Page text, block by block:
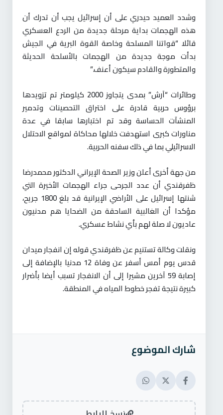
وشدد العميد حيدري على أن إسرائيل يجب أن تدرك أن
هذه الهجمات بداية مرحلة جديدة من الردع العسكري
قائلا “قواتنا المسلحة وخاصة القوة البرية في الجيش
بدأت موجة جديدة من الهجمات بالأسلحة الحديثة
والمتطورة والقادم سيكون أعنف.”
وطائرات “آرش” بمدى يتجاوز 2000 كيلومتر تم تزويدها
برؤوس حربية قادرة على اختراق التحصينات وتدمير
المنشآت الحساسة وقد تم اختبارها سابقا في عدة
مناورات كبرى استهدفت خلالها محاكاة لمواقع الاحتلال
الاسرائيلي بما في ذلك سفنه الحربية.
من جهة أخرى أعلن وزير الصحة الإيراني الدكتور محمدرضا
ظفرقندي أن عدد الجرحى جراء الهجمات الأخيرة التي
شنتها إسرائيل على الأراضي الإيرانية قد بلغ 1800 جريح،
مؤكدا أن الغالبية الساحقة من الضحايا هم مدنيون
عاديون لا صلة لهم بأي نشاط عسكري.
ونقلت وكالة تستنيم عن ظفرقندي قوله إن انفجار ميدان
قدس يوم أمس أسفر عن وفاة 12 مدنيا بالإضافة إلى
إصابة 59 آخرين مشيرا إلى أن الانفجار تسبب أيضا بأضرار
كبيرة نتيجة تفجر خطوط المياه في المنطقة.
شارك الموضوع